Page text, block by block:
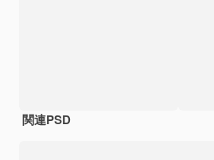
関連PSD